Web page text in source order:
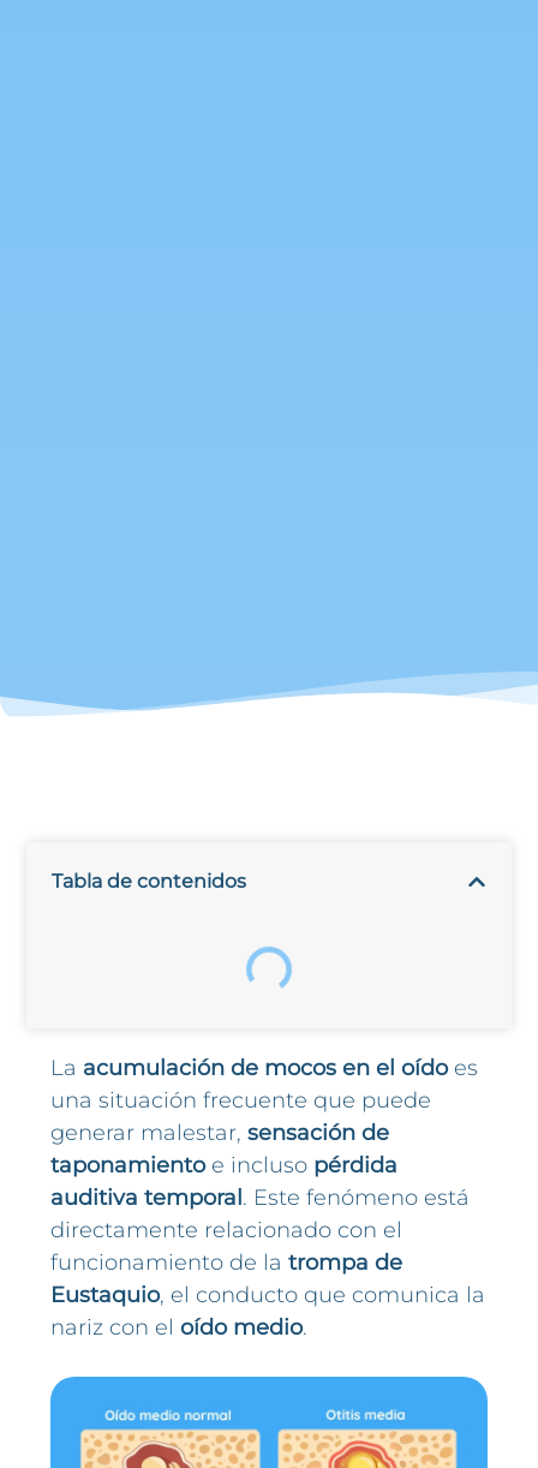
Tabla de contenidos
La acumulación de mocos en el oídoes
una situación frecuente que puede
generar malestar,sensación de
taponamientoe incluso pérdida
auditiva temporal . Este fenómeno está
directamente relacionado con el
funcionamiento de latrompa de
Eustaquio, el conducto que comunica la
nariz con eloído medio.